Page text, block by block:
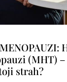
(MHT)
strah?